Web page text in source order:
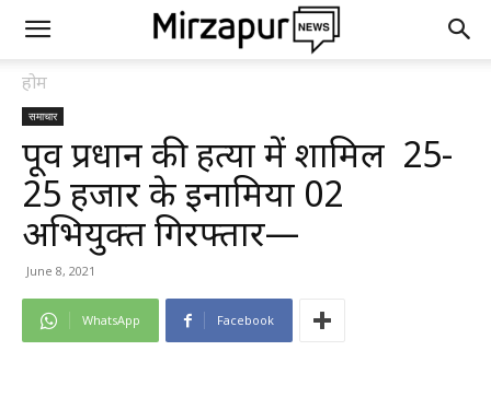
होम
समाचार
पूर्व प्रधान की हत्या में शामिल ₹ 25-
25 हजार के ईनामिया 02
अभियुक्त गिरफ्तार—
June 8, 2021
WhatsApp Facebook